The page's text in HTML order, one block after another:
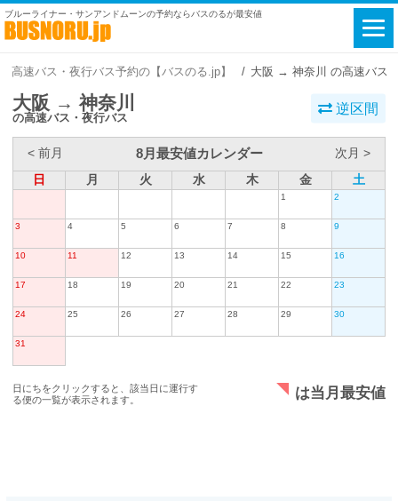
ブルーライナー・サンアンドムーンの予約ならバスのるが最安値
高速バス・夜行バス予約の【バスのる.jp】 大阪 → 神奈川 の高速バス
大阪 → 神奈川
の高速バス・夜行バス
逆区間
< 前月 8月最安値カレンダー
次月 >
日
月 火 水 木 金 土
1 2
3 4 5 6 7 8 9
10 11 12 13 14 15 16
17 18 19 20 21 22 23
24 25 26 27 28 29 30
31
日にちをクリックすると、該当日に運行す
る便の一覧が表示されます。
は当月最安値